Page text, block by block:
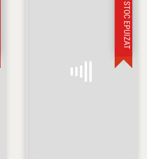
STOC EPUIZAT